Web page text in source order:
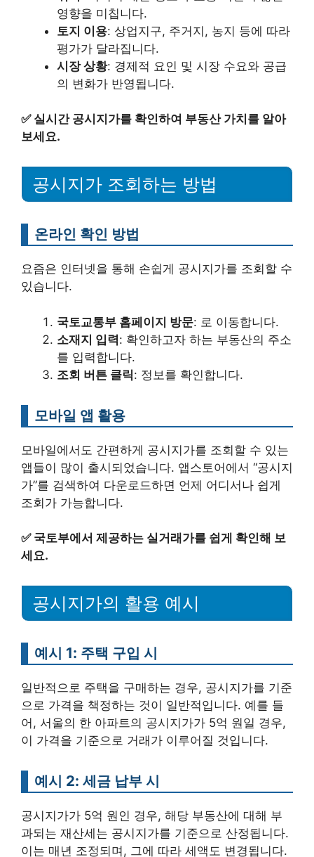
영향을 미칩니다.
토지 이용: 상업지구, 주거지, 농지 등에 따라
평가가 달라집니다.
시장 상황: 경제적 요인 및 시장 수요와 공급
의 변화가 반영됩니다.
✅ 실시간 공시지가를 확인하여 부동산 가치를 알아
보세요.
공시지가 조회하는 방법
온라인 확인 방법
요즘은 인터넷을 통해 손쉽게 공시지가를 조회할 수
있습니다.
국토교통부 홈페이지 방문: 로 이동합니다.
소재지 입력: 확인하고자 하는 부동산의 주소
를 입력합니다.
조회 버튼 클릭: 정보를 확인합니다.
모바일 앱 활용
모바일에서도 간편하게 공시지가를 조회할 수 있는
앱들이 많이 출시되었습니다. 앱스토어에서 “공시지
가”를 검색하여 다운로드하면 언제 어디서나 쉽게
조회가 가능합니다.
✅ 국토부에서 제공하는 실거래가를 쉽게 확인해 보
세요.
공시지가의 활용 예시
예시 1: 주택 구입 시
일반적으로 주택을 구매하는 경우, 공시지가를 기준
으로 가격을 책정하는 것이 일반적입니다. 예를 들
어, 서울의 한 아파트의 공시지가가 5억 원일 경우,
이 가격을 기준으로 거래가 이루어질 것입니다.
예시 2: 세금 납부 시
공시지가가 5억 원인 경우, 해당 부동산에 대해 부
과되는 재산세는 공시지가를 기준으로 산정됩니다.
이는 매년 조정되며, 그에 따라 세액도 변경됩니다.